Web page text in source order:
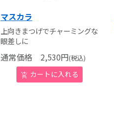
マスカラ
上向きまつげでチャーミングな
眼差しに
通常価格2,530円(税込)